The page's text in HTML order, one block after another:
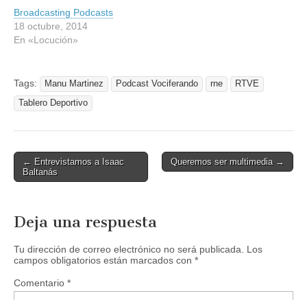
r
t
i
r
e
t
t
e
a
b
r
e
a
n
t
a
r
t
i
r
e
c
e
b
o
e
a
r
n
e
n
Broadcasting Podcasts
18 octubre, 2014
En «Locución»
Tags: Manu Martinez Podcast Vociferando rne
RTVE
Tablero Deportivo
Post
navigation
← Entrevistamos a Isaac
Baltanás
Queremos ser multimedia →
Deja una respuesta
Tu dirección de correo electrónico no será publicada.
Los
campos obligatorios están marcados con *
Comentario *